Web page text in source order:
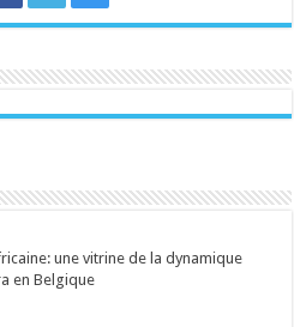
une vitrine de la dynamique
en Belgique